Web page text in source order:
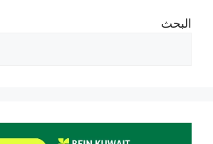
البحث